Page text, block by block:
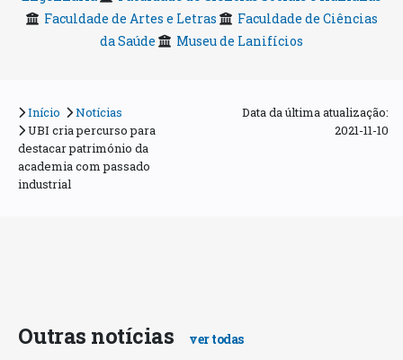
Faculdade de Artes e Letras
Faculdade de Ciências
da Saúde
Museu de Lanifícios
Início
Notícias
UBI cria percurso para
destacar património da
academia com passado
industrial
Data da última atualização:
2021-11-10
Outras notícias ver todas